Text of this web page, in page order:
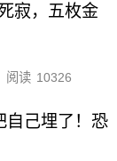
寂，五枚金
阅读 10326
自己埋了！恐